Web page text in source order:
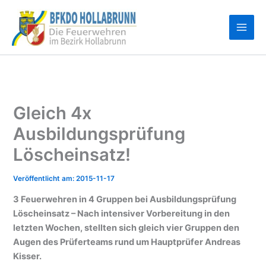
Inhalt
springen
Gleich 4x
Ausbildungsprüfung
Löscheinsatz!
2015-11-17
3 Feuerwehren in 4 Gruppen bei Ausbildungsprüfung
Löscheinsatz – Nach intensiver Vorbereitung in den
letzten Wochen, stellten sich gleich vier Gruppen den
Augen des Prüferteams rund um Hauptprüfer Andreas
Kisser.